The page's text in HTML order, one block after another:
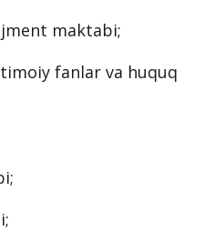
maktabi;
fanlar va huquq